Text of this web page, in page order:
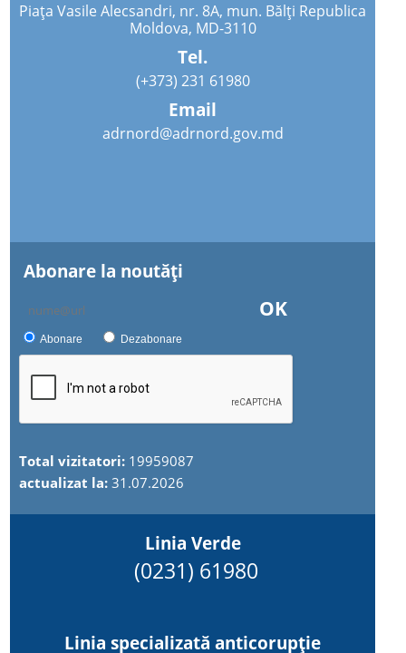
Piața Vasile Alecsandri, nr. 8A, mun. Bălți Republica
Moldova, MD-3110
Tel.
(+373) 231 61980
Email
adrnord@adrnord.gov.md
Abonare la noutăţi
OK
Abonare Dezabonare
Total vizitatori: 19959087
actualizat la:31.07.2026
Linia Verde
(0231) 61980
Linia specializată anticorupție